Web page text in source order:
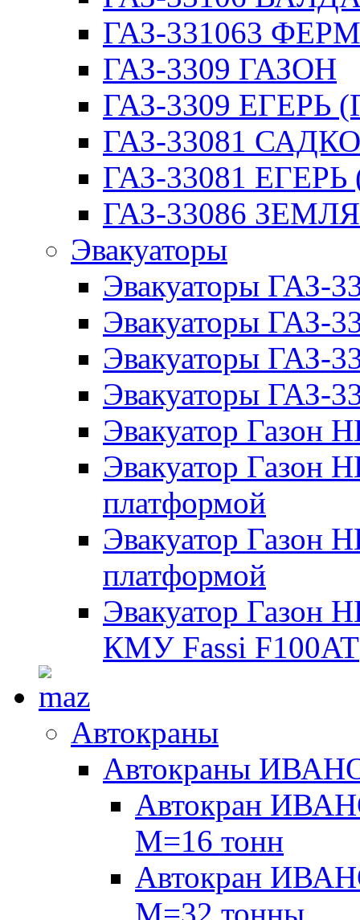
ГАЗ-331063
ГАЗ-3309 ГАЗОН
ГАЗ-3309 ЕГЕРЬ
ГАЗ-33081 САДКО
ГАЗ-33081 ЕГЕРЬ
ГАЗ-33086
Эвакуаторы
Эвакуаторы ГАЗ-
Эвакуаторы
Эвакуаторы ГАЗ-
Эвакуаторы ГАЗ-
Эвакуатор Газон
Эвакуатор Газон
платформой
Эвакуатор Газон
платформой
Эвакуатор Газон
КМУ Fassi F100AT
Автокраны
Автокраны
Автокран
М=16 тонн
Автокран